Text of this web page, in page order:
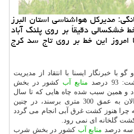
مدیركل هواشناسی استان البرز
داشت: سال 90 خط خشكسالی دقیقاً بر روی پلنگ آباد
امروز این خط بر روی تاج سد كرج
با خبرنگار ایسنا با انتقاد از مدیریت
درصد منابع آب كشور در بخش
همین سبب شده چاه هایی كه تا سال
90، 75 متر عمق داشت الان به عمق 300 متری برسند، در چنین
چرا هنوز كشت غرق آبی انجام می گردد
گلخانه ای نمی رود.
سه درصد منابع آب كشور در بخش شرب